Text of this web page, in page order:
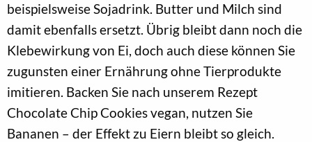
beispielsweise Sojadrink. Butter und Milch sind
damit ebenfalls ersetzt. Übrig bleibt dann noch die
Klebewirkung von Ei, doch auch diese können Sie
zugunsten einer Ernährung ohne Tierprodukte
imitieren. Backen Sie nach unserem Rezept
Chocolate Chip Cookies vegan, nutzen Sie
Bananen – der Effekt zu Eiern bleibt so gleich.